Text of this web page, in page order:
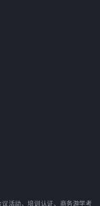
活动、培训认证、商务游学考